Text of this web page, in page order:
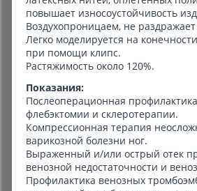
повышает износоустойчивость
Воздухопроницаем, не
Легко моделируется на
при помощи клипс.
Растяжимость около 120%.
Показания:
Послеоперационная
флебэктомии и склеротерапии.
Компрессионная терапия
варикозной болезни ног.
Выраженный и/или острый отек
венозной недостаточности и
Профилактика венозных